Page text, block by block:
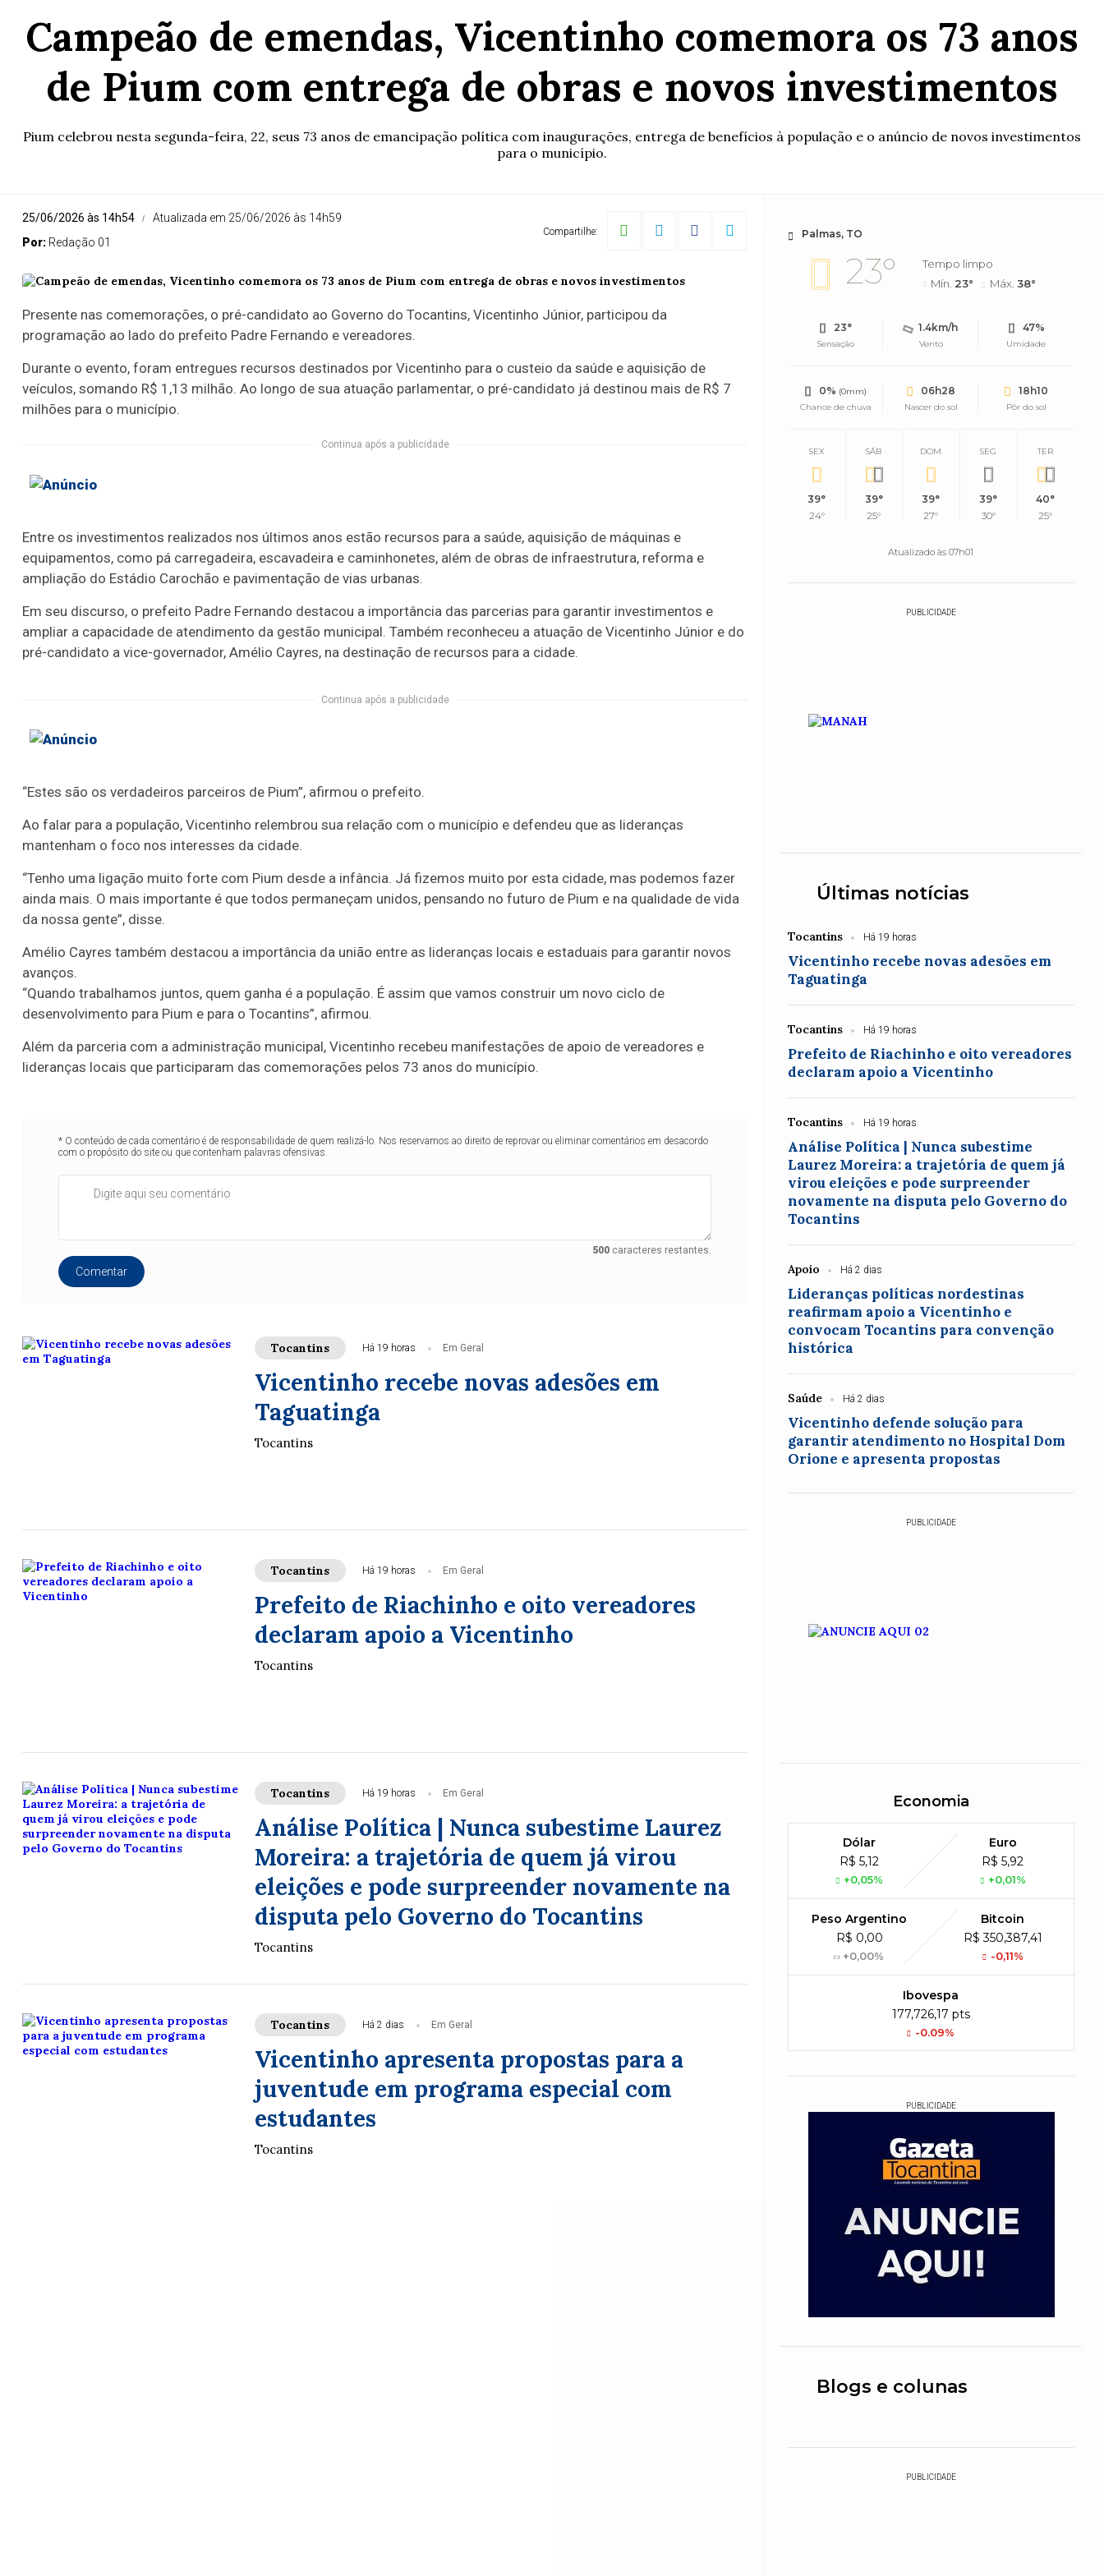
Campeão de emendas, Vicentinho comemora os 73 anos
de Pium com entrega de obras e novos investimentos
Pium celebrou nesta segunda-feira, 22, seus 73 anos de emancipação política com inaugurações, entrega de benefícios à população e o anúncio de novos investimentos
para o município.
25/06/2026 às 14h54
Atualizada em 25/06/2026 às 14h59
Por: Redação 01
Compartilhe:
Presente nas comemorações, o pré-candidato ao Governo do Tocantins, Vicentinho Júnior, participou da
programação ao lado do prefeito Padre Fernando e vereadores.
Durante o evento, foram entregues recursos destinados por Vicentinho para o custeio da saúde e aquisição de
veículos, somando R$ 1,13 milhão. Ao longo de sua atuação parlamentar, o pré-candidato já destinou mais de R$ 7
milhões para o município.
Continua após a publicidade
Entre os investimentos realizados nos últimos anos estão recursos para a saúde, aquisição de máquinas e
equipamentos, como pá carregadeira, escavadeira e caminhonetes, além de obras de infraestrutura, reforma e
ampliação do Estádio Carochão e pavimentação de vias urbanas.
Em seu discurso, o prefeito Padre Fernando destacou a importância das parcerias para garantir investimentos e
ampliar a capacidade de atendimento da gestão municipal. Também reconheceu a atuação de Vicentinho Júnior e do
pré-candidato a vice-governador, Amélio Cayres, na destinação de recursos para a cidade.
Continua após a publicidade
“Estes são os verdadeiros parceiros de Pium”, afirmou o prefeito.
Ao falar para a população, Vicentinho relembrou sua relação com o município e defendeu que as lideranças
mantenham o foco nos interesses da cidade.
“Tenho uma ligação muito forte com Pium desde a infância. Já fizemos muito por esta cidade, mas podemos fazer
ainda mais. O mais importante é que todos permaneçam unidos, pensando no futuro de Pium e na qualidade de vida
da nossa gente”, disse.
Amélio Cayres também destacou a importância da união entre as lideranças locais e estaduais para garantir novos
avanços.
“Quando trabalhamos juntos, quem ganha é a população. É assim que vamos construir um novo ciclo de
desenvolvimento para Pium e para o Tocantins”, afirmou.
Além da parceria com a administração municipal, Vicentinho recebeu manifestações de apoio de vereadores e
lideranças locais que participaram das comemorações pelos 73 anos do município.
* O conteúdo de cada comentário é de responsabilidade de quem realizá-lo. Nos reservamos ao direito de reprovar ou eliminar comentários em desacordo
com o propósito do site ou que contenham palavras ofensivas.
500caracteres restantes.
Comentar
Tocantins Há 19 horas Em Geral
Vicentinho recebe novas adesões em
Taguatinga
Tocantins
Tocantins Há 19 horas Em Geral
Prefeito de Riachinho e oito vereadores
declaram apoio a Vicentinho
Tocantins
Tocantins Há 19 horas Em Geral
Análise Política | Nunca subestime Laurez
Moreira: a trajetória de quem já virou
eleições e pode surpreender novamente na
disputa pelo Governo do Tocantins
Tocantins
Tocantins Há 2 dias Em Geral
Vicentinho apresenta propostas para a
juventude em programa especial com
estudantes
Tocantins
Palmas, TO
23°
Tempo limpo
Mín. 23° Máx.38°
23°
Sensação
1.4km/h
Vento
47%
Umidade
0% (0mm)
Chance de chuva
06h28
Nascer do sol
18h10
Pôr do sol
SEX
39°
24°
SÁB
39°
25°
DOM
39°
27°
SEG
39°
30°
TER
40°
25°
Atualizado às 07h01
PUBLICIDADE
Últimas notícias
Tocantins Há 19 horas
Vicentinho recebe novas adesões em
Taguatinga
Tocantins Há 19 horas
Prefeito de Riachinho e oito vereadores
declaram apoio a Vicentinho
Tocantins Há 19 horas
Análise Política | Nunca subestime
Laurez Moreira: a trajetória de quem já
virou eleições e pode surpreender
novamente na disputa pelo Governo do
Tocantins
Apoio Há 2 dias
Lideranças políticas nordestinas
reafirmam apoio a Vicentinho e
convocam Tocantins para convenção
histórica
Saúde Há 2 dias
Vicentinho defende solução para
garantir atendimento no Hospital Dom
Orione e apresenta propostas
PUBLICIDADE
Economia
Dólar
R$ 5,12
+0,05%
Euro
R$ 5,92
+0,01%
Peso Argentino
R$ 0,00
+0,00%
Bitcoin
R$ 350,387,41
-0,11%
Ibovespa
177,726,17 pts
-0.09%
PUBLICIDADE
Blogs e colunas
PUBLICIDADE